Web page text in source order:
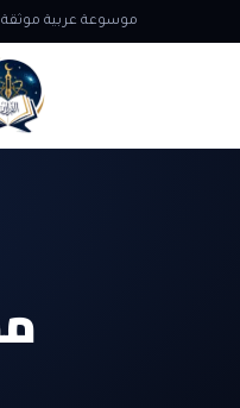
موسوعة عربية موثقة